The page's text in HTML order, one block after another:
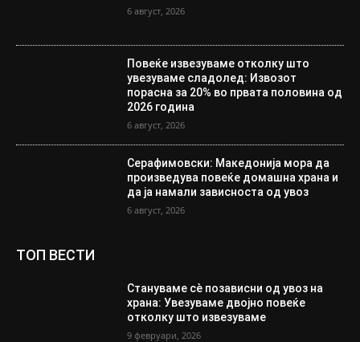
6 август, 2026
Повеќе извезуваме отколку што
увезуваме сладолед: Извозот
порасна за 20% во првата половина од
2026 година
6 август, 2026
Серафимовски: Македонија мора да
произведува повеќе домашна храна и
да ја намали зависноста од увоз
6 август, 2026
ТОП ВЕСТИ
Стануваме сè позависни од увоз на
храна: Увезуваме двојно повеќе
отколку што извезуваме
9 февруари, 2026